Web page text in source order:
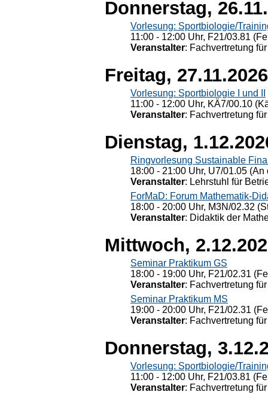
Donnerstag,
Vorlesung: Sportbiologie/
11:00 - 12:00 Uhr, F21/03.81
Veranstalter: Fachvertretung
Freitag, 27.11.2026
Vorlesung: Sportbiologie I und II
11:00 - 12:00 Uhr, KÄ7/00.10
Veranstalter: Fachvertretung
Dienstag,
Ringvorlesung Sustainable
18:00 - 21:00 Uhr, U7/01.05
Veranstalter: Lehrstuhl für
ForMaD: Forum Mathematik-
18:00 - 20:00 Uhr, M3N/02.32
Veranstalter: Didaktik der
Mittwoch,
Seminar Praktikum GS
18:00 - 19:00 Uhr, F21/02.31
Veranstalter: Fachvertretung
Seminar Praktikum MS
19:00 - 20:00 Uhr, F21/02.31
Veranstalter: Fachvertretung
Donnerstag,
Vorlesung: Sportbiologie/
11:00 - 12:00 Uhr, F21/03.81
Veranstalter: Fachvertretung